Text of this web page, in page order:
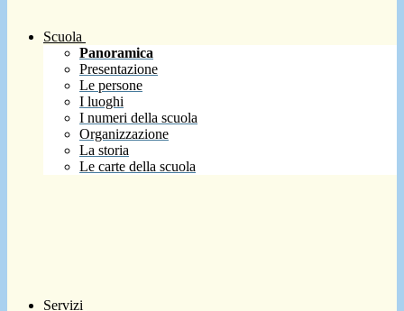
Scuola
Panoramica
Presentazione
Le persone
I luoghi
I numeri della scuola
Organizzazione
La storia
Le carte della scuola
Servizi